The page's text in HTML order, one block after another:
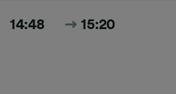
14:48 15:20